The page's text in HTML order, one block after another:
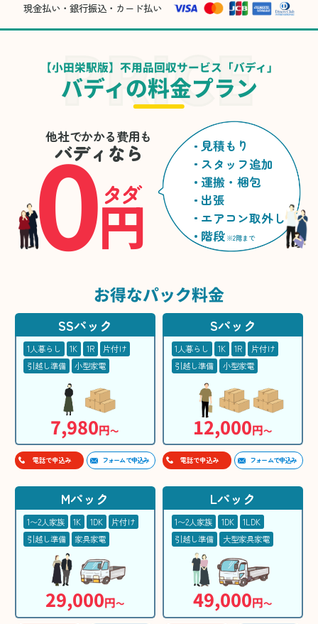
現金払い・銀行振込・カード払い
【小田栄駅版】不用品回収サービス「バディ」
バディの料金プラン
他社でかかる費用も
バディなら
0円
タダ
見積もり
スタッフ追加
運搬・梱包
出張
エアコン取外し
階段 ※2階まで
お得なパック料金
SSパック
1人暮らし 1K 1R
片付け
引越し準備
小型家電
7,980円〜
電話で申込み フォームで申込み
Sパック
1人暮らし 1K 1R
片付け
引越し準備
小型家電
12,000円〜
電話で申込み フォームで申込み
Mパック
1〜2人家族 1K 1DK
片付け
引越し準備
家具家電
29,000円〜
Lパック
1〜2人家族 1DK
1LDK
引越し準備
大型家具家電
49,000円〜